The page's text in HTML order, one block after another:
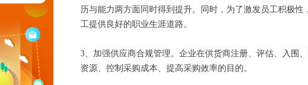
历与能力两方面同时得到提升。同时，为了激发员工积极
工提供良好的职业生涯道路。
3、加强供应商合规管理。企业在供货商注册、评估、入围
资源、控制采购成本、提高采购效率的目的。